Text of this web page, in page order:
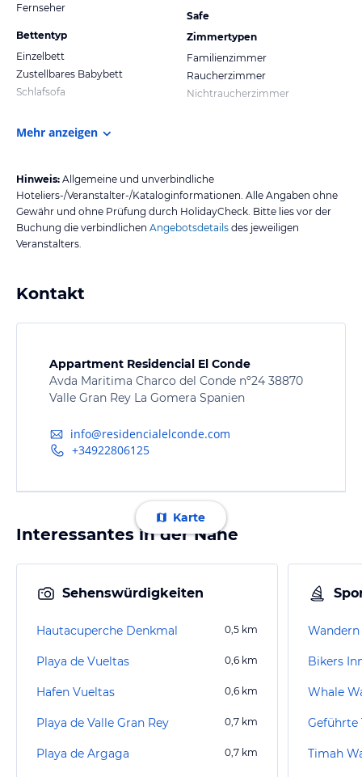
Fernseher
Bettentyp
Einzelbett
Zustellbares Babybett
Schlafsofa
Safe
Zimmertypen
Familienzimmer
Raucherzimmer
Nichtraucherzimmer
Mehr anzeigen
Hinweis: Allgemeine und unverbindliche
Hoteliers-/Veranstalter-/Kataloginformationen. Alle Angaben ohne
Gewähr und ohne Prüfung durch HolidayCheck. Bitte lies vor der
Buchung die verbindlichen Angebotsdetails des jeweiligen
Veranstalters.
Kontakt
Appartment Residencial El Conde
Avda Maritima Charco del Conde nº24 38870
Valle Gran Rey La Gomera Spanien
info@residencialelconde.com
+34922806125
Karte
Interessantes in der Nähe
Sehenswürdigkeiten
Hautacuperche Denkmal 0,5 km
Playa de Vueltas 0,6 km
Hafen Vueltas 0,6 km
Playa de Valle Gran Rey 0,7 km
Playa de Argaga 0,7 km
Wandern
Bikers
Timah